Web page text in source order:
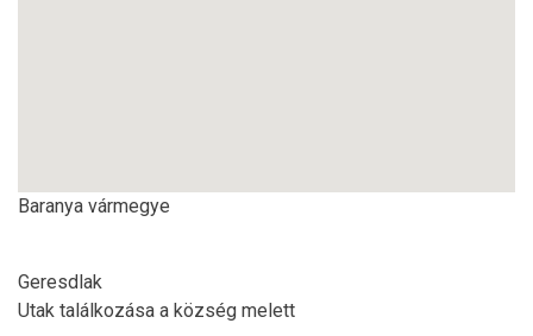
Baranya vármegye
Geresdlak
Utak találkozása a község melett